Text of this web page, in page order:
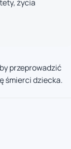
życia
przeprowadzić
śmierci dziecka.